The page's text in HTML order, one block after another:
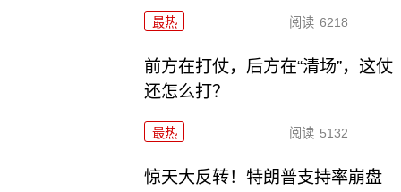
最热 阅读 6218
前方在打仗，后方在“清场”，这仗
还怎么打？
最热 阅读 5132
惊天大反转！特朗普支持率崩盘